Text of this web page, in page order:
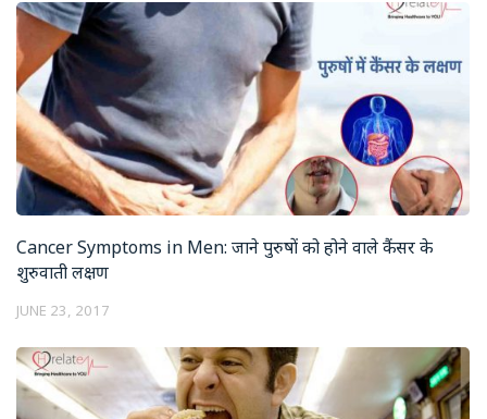
Cancer Symptoms in Men: जाने पुरुषों को होने वाले कैंसर के
शुरुवाती लक्षण
JUNE 23, 2017